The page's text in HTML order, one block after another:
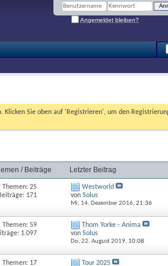
Angemeldet bleiben?
Klicken Sie oben auf 'Registrieren', um den
/ Beiträge Letzter Beitrag
Themen: 25
171
Westworld
von Solus
Mi, 14. Dezember 2016, 21:36
Themen: 59
1.097
Thom Yorke - Anima
von Solus
Do, 22. August 2019, 10:08
Themen: 17 Tour 2025